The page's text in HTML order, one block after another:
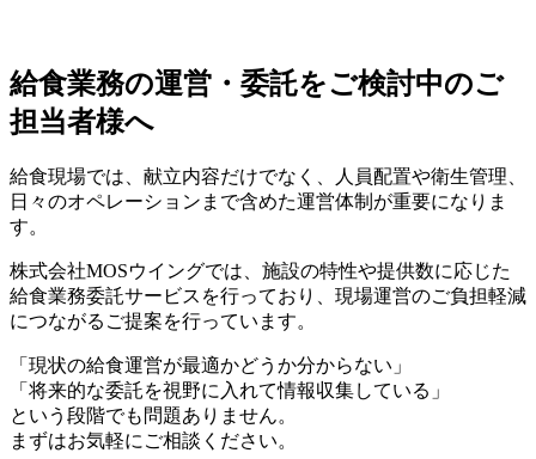
給食業務の運営・委託をご検討中のご
担当者様へ
給食現場では、献立内容だけでなく、人員配置や衛生管理、
日々のオペレーションまで含めた運営体制が重要になりま
す。
株式会社MOSウイングでは、施設の特性や提供数に応じた
給食業務委託サービスを行っており、現場運営のご負担軽減
につながるご提案を行っています。
「現状の給食運営が最適かどうか分からない」
「将来的な委託を視野に入れて情報収集している」
という段階でも問題ありません。
まずはお気軽にご相談ください。